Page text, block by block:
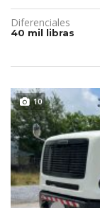
Diferenciales
40 mil libras
10